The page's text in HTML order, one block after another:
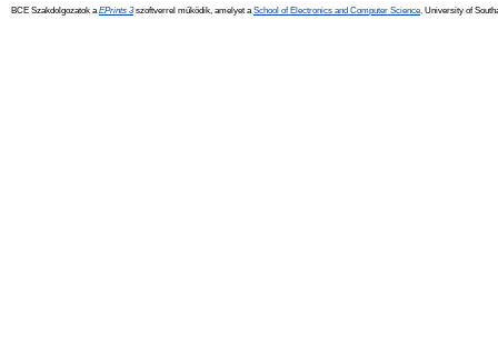
BCE Szakdolgozatok a EPrints 3szoftverrel működik, amelyet a School of Electronics and Computer Science, University of